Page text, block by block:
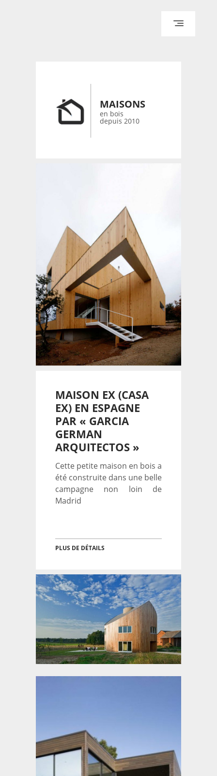
CONTACT
MAISONS
en bois
depuis 2010
MAISON EX (CASA
EX) EN ESPAGNE
PAR « GARCIA
GERMAN
ARQUITECTOS »
Cette petite maison en bois a
été construite dans une belle
campagne non loin de
Madrid
PLUS DE DÉTAILS